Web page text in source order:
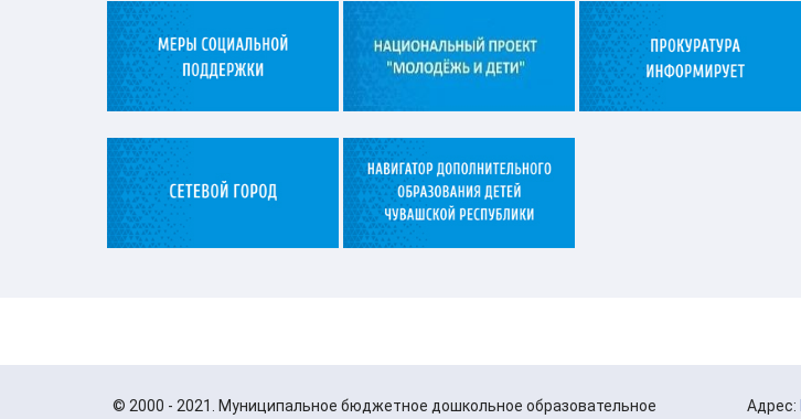
© 2000 - 2021. Муниципальное бюджетное дошкольное образовательное Адрес: